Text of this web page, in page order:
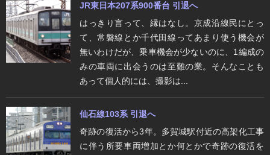
JR東日本207系900番台 引退へ
はっきり言って、縁はなし。京成沿線民にとっ
て、常磐線とか千代田線ってあまり使う機会が
無いわけだが、乗車機会が少ないのに、1編成の
みの車両に出会うのは至難の業。そんなことも
あって個人的には、撮影は...
仙石線103系 引退へ
奇跡の復活から3年。多賀城駅付近の高架化工事
に伴う所要車両増加とか何とかで奇跡の復活を